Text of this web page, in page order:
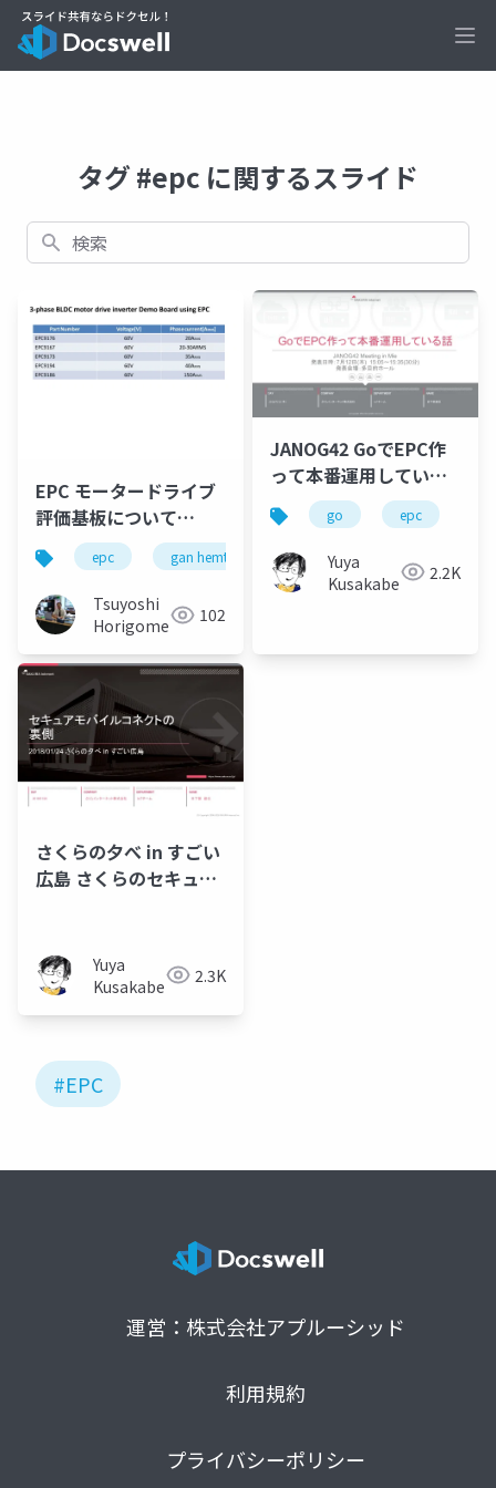
タグ #epc に関するスライド
検索
EPC モータードライブ
評価基板について
_08MAR2025
epc gan hemt
Tsuyoshi
Horigome
102
JANOG42 GoでEPC作
って本番運用している
話
go epc
Yuya
Kusakabe
2.2K
さくらの夕べ in すごい
広島 さくらのセキュア
Yuya
Kusakabe
2.3K
#EPC
運営：株式会社アプルーシッド
利用規約
プライバシーポリシー